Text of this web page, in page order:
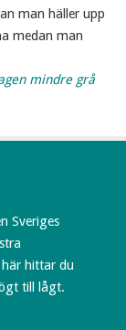
man häller upp
medan man
mindre grå
Sveriges
här hittar du
till lågt.